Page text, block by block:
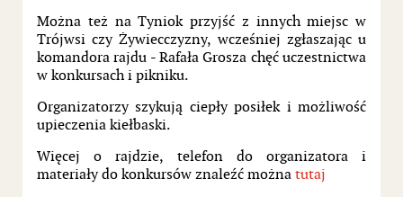
Można też na Tyniok przyjść z innych miejsc w
Trójwsi czy Żywiecczyzny, wcześniej zgłaszając u
komandora rajdu - Rafała Grosza chęć uczestnictwa
w konkursach i pikniku.
Organizatorzy szykują ciepły posiłek i możliwość
upieczenia kiełbaski.
Więcej o rajdzie, telefon do organizatora i
materiały do konkursów znaleźć można tutaj